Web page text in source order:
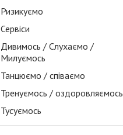
Ризикуємо
Сервіси
Дивимось / Слухаємо /
Милуємось
Танцюємо / співаємо
Тренуємось / оздоровляємось
Тусуємось